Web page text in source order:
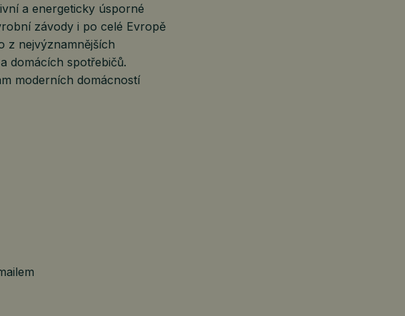
a energeticky úsporné
závody i po celé Evropě
z nejvýznamnějších
domácích spotřebičů.
moderních domácností